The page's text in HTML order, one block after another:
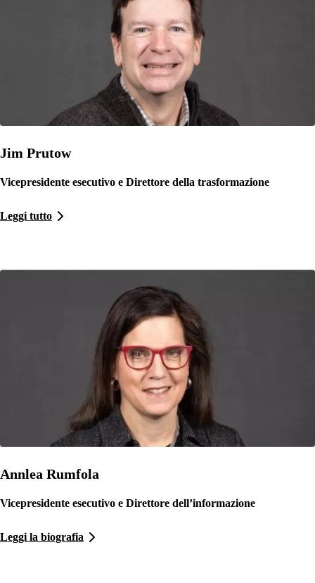
Jim Prutow
Vicepresidente esecutivo e Direttore della trasformazione
Leggi tutto
Annlea Rumfola
Vicepresidente esecutivo e Direttore dell’informazione
Leggi la biografia